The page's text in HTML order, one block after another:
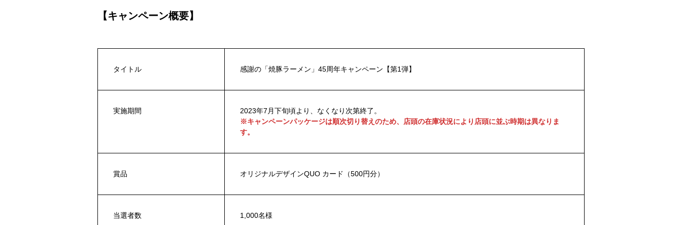
【キャンペーン概要】
タイトル 感謝の「焼豚ラーメン」45周年キャンペーン【第1弾】
実施期間
2023年7月下旬頃より、なくなり次第終了。
※キャンペーンパッケージは順次切り替えのため、店頭の在庫状況により店頭に並ぶ時期は異なりま
す。
賞品 オリジナルデザインQUO カード（500円分）
当選者数 1,000名様